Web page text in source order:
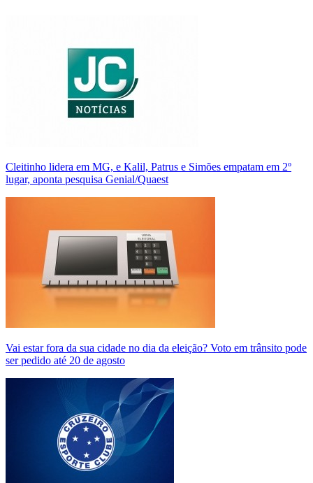
Cleitinho lidera em MG, e Kalil, Patrus e Simões empatam em 2º
lugar, aponta pesquisa Genial/Quaest
Vai estar fora da sua cidade no dia da eleição? Voto em trânsito pode
ser pedido até 20 de agosto